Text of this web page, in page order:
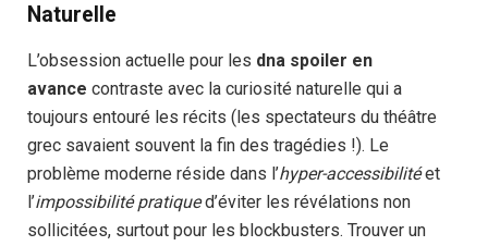
Naturelle
L’obsession actuelle pour les dna spoiler en
avance contraste avec la curiosité naturelle qui a
toujours entouré les récits (les spectateurs du théâtre
grec savaient souvent la fin des tragédies !). Le
problème moderne réside dans l’hyper-accessibilitéet
l’impossibilité pratiqued’éviter les révélations non
sollicitées, surtout pour les blockbusters. Trouver un